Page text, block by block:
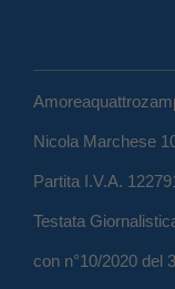
Nicola Marchese
Partita I.V.A.
Testata
con n°10/2020 del